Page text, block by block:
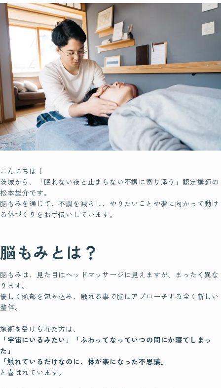
脳もみとは
脳もみの効果
ビギナークラスについて
認定講師制度について
脳もみの
Certification
脳もみ創始者
Founder
受講生の声
Students
認定講師
Instructor
北海道
こんにちは！
茨城から、「眠れない夜と止まらない不調に寄り添う」認定講師の
松本雄介です。
脳もみを通じて、不調を減らし、やりたいことや夢に向かって動け
る体づくりをお手伝いしています。
脳もみとは？
脳もみは、見た目はヘッドマッサージに見えますが、まったく異な
ります。
優しく頭部を包み込み、触れる事で脳にアプローチする全く新しい
整体。
施術を受けられた方は、
「宇宙にいるみたい」「ふわってなっていつの間にか寝てしまっ
た」
「触れているだけなのに、体が楽になった不思議」
と喜ばれています。